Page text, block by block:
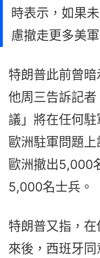
時表示，如果
慮撤走更多美
特朗普此前曾暗
他周三告訴記
議」將在任何
歐洲駐軍問題
歐洲撤出5,000
5,000名士兵。
特朗普又指，
來後，西班牙